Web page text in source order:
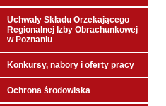
Uchwały Składu Orzekającego
Regionalnej Izby Obrachunkowej
w Poznaniu
Konkursy, nabory i oferty pracy
Ochrona środowiska